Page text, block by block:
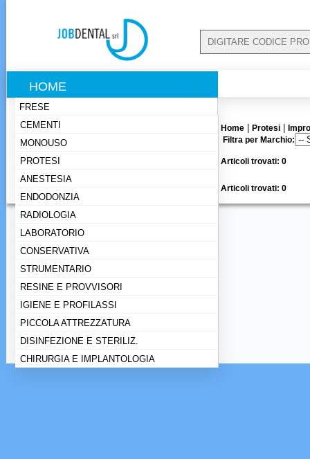
HOME
FRESE
CEMENTI
MONOUSO
PROTESI
ANESTESIA
ENDODONZIA
RADIOLOGIA
LABORATORIO
CONSERVATIVA
STRUMENTARIO
RESINE E PROVVISORI
IGIENE E PROFILASSI
PICCOLA ATTREZZATURA
DISINFEZIONE E STERILIZ.
CHIRURGIA E IMPLANTOLOGIA
Home Protesi
Filtra per Marchio:
Articoli trovati: 0
Articoli trovati: 0